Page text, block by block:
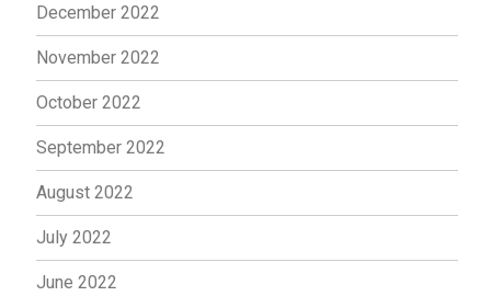
December 2022
November 2022
October 2022
September 2022
August 2022
July 2022
June 2022